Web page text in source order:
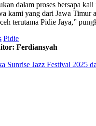
dalam proses bersapa kali
kami yang dari Jawa Timur
terutama Pidie Jaya,”
Pidie
Ferdiansyah
Sunrise Jazz Festival 2025